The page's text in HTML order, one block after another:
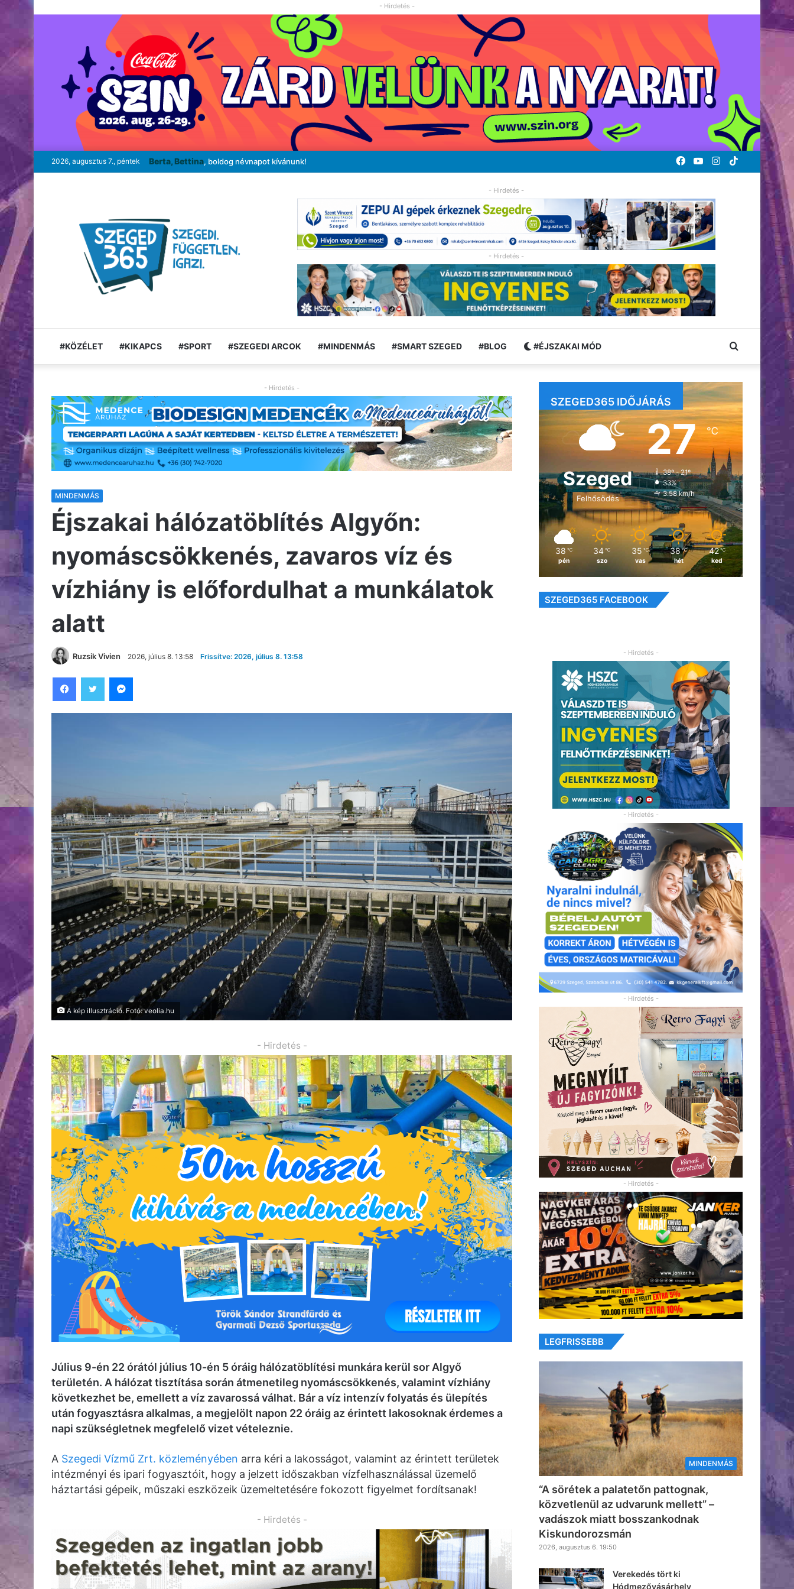
- Hirdetés -
2026, augusztus 7., péntek Berta, Bettina, boldog névnapot kívánunk! TikTok
Instagram
YouTube
Facebook
- Hirdetés -
- Hirdetés -
#KÖZÉLET #KIKAPCS #SPORT #SZEGEDI ARCOK #MINDENMÁS #SMART SZEGED #BLOG #ÉJSZAKAI MÓD Keresés:
- Hirdetés -
MINDENMÁS
Éjszakai hálózatöblítés Algyőn:
nyomáscsökkenés, zavaros víz és
vízhiány is előfordulhat a munkálatok
alatt
Ruzsik Vivien 2026, július 8. 13:58 Frissítve: 2026, július 8. 13:58
A kép illusztráció. Fotó: veolia.hu
- Hirdetés -
Július 9-én 22 órától július 10-én 5 óráig hálózatöblítési munkára kerül sor Algyő
területén. A hálózat tisztítása során átmenetileg nyomáscsökkenés, valamint vízhiány
következhet be, emellett a víz zavarossá válhat. Bár a víz intenzív folyatás és ülepítés
után fogyasztásra alkalmas, a megjelölt napon 22 óráig az érintett lakosoknak érdemes a
napi szükségletnek megfelelő vizet vételeznie.
A Szegedi Vízmű Zrt. közleményében arra kéri a lakosságot, valamint az érintett területek
intézményi és ipari fogyasztóit, hogy a jelzett időszakban vízfelhasználással üzemelő
háztartási gépeik, műszaki eszközeik üzemeltetésére fokozott figyelmet fordítsanak!
- Hirdetés -
SZEGED365 IDŐJÁRÁS
Szeged
Felhősödés
27℃
38º - 21º
33%
3.58 km/h
38 ℃
pén
34 ℃
szo
35 ℃
vas
38 ℃
hét
42 ℃
ked
SZEGED365 FACEBOOK
- Hirdetés -
- Hirdetés -
- Hirdetés -
- Hirdetés -
LEGFRISSEBB
MINDENMÁS
“A sörétek a palatetőn pattognak,
közvetlenül az udvarunk mellett” –
vadászok miatt bosszankodnak
Kiskundorozsmán
2026, augusztus 6. 19:50
Verekedés tört ki
Hódmezővásárhely